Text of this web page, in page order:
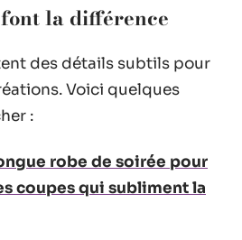
la différence
des détails subtils pour
Voici quelques
:
robe de soirée pour
coupes qui subliment la